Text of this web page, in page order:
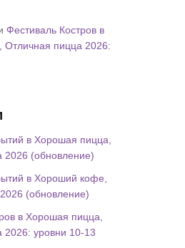
Фестиваль Костров в
пицца 2026:
в Хорошая пицца,
2026 (обновление)
в Хороший кофе,
(обновление)
в Хорошая пицца,
2026: уровни 10-13